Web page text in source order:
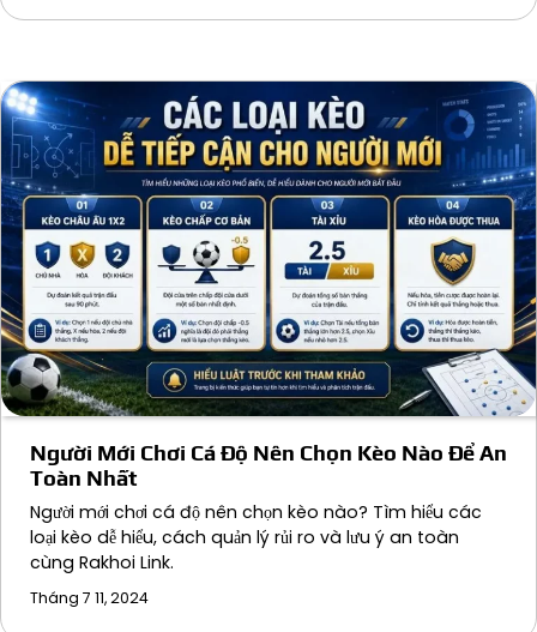
Người Mới Chơi Cá Độ Nên Chọn Kèo Nào Để An
Toàn Nhất
Người mới chơi cá độ nên chọn kèo nào? Tìm hiểu các
loại kèo dễ hiểu, cách quản lý rủi ro và lưu ý an toàn
cùng Rakhoi Link.
Tháng 7 11, 2024